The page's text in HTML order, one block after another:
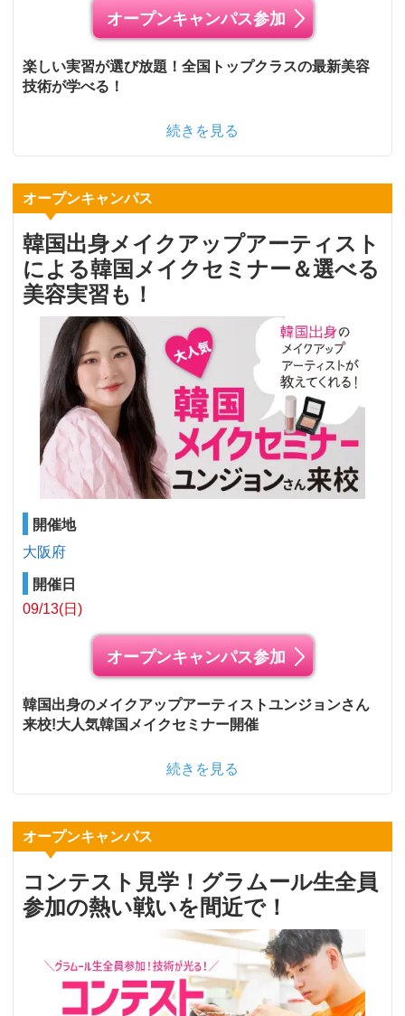
オープンキャンパス参加
楽しい実習が選び放題！全国トップクラスの最新美容
技術が学べる！
続きを見る
オープンキャンパス
韓国出身メイクアップアーティスト
による韓国メイクセミナー＆選べる
美容実習も！
開催地
大阪府
開催日
09/13(日)
オープンキャンパス参加
韓国出身のメイクアップアーティストユンジョンさん
来校!大人気韓国メイクセミナー開催
続きを見る
オープンキャンパス
コンテスト見学！グラムール生全員
参加の熱い戦いを間近で！